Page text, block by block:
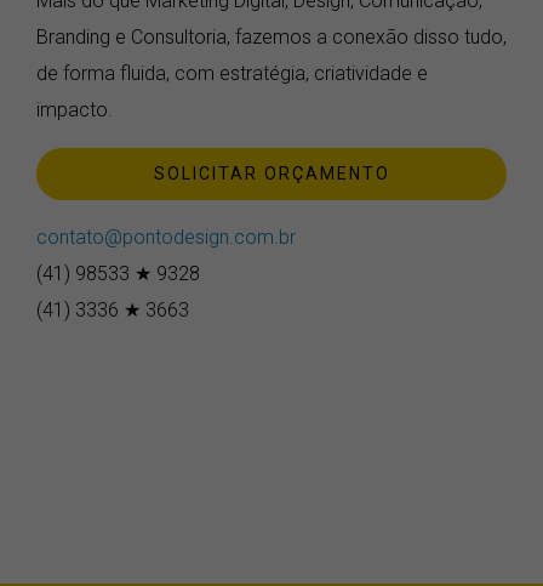
Mais do que Marketing Digital, Design, Comunicação,
Branding e Consultoria, fazemos a conexão disso tudo,
de forma fluida, com estratégia, criatividade e
impacto.
SOLICITAR ORÇAMENTO
contato@pontodesign.com.br
(41) 98533 ★ 9328
(41) 3336 ★ 3663